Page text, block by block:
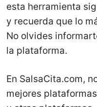
esta herramienta
y recuerda que lo
No olvides
la plataforma.
En SalsaCita.com,
mejores